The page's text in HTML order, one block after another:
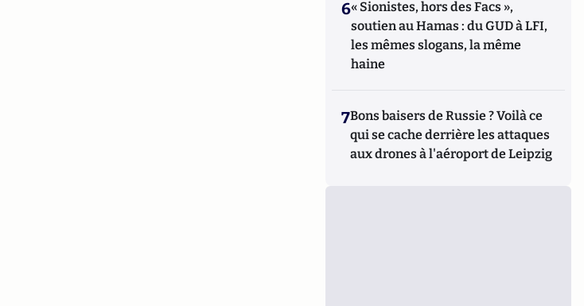
6« Sionistes, hors des Facs »,
soutien au Hamas : du GUD à LFI,
les mêmes slogans, la même
haine
7Bons baisers de Russie ? Voilà ce
qui se cache derrière les attaques
aux drones à l'aéroport de Leipzig